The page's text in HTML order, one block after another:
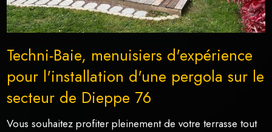
Techni-Baie, menuisiers d'expérience
pour l'installation d'une pergola sur le
secteur de Dieppe 76
Vous souhaitez profiter pleinement de votre terrasse tout